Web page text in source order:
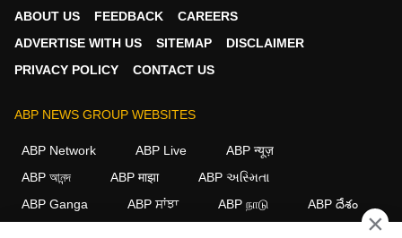
ABOUT US FEEDBACK
CAREERS
ADVERTISE WITH US
SITEMAP
DISCLAIMER
PRIVACY POLICY
CONTACT US
ABP NEWS GROUP WEBSITES
ABP Network ABP Live
ABP न्यूज़
ABP আনন্দ
ABP माझा
ABP અસ્મિતા
ABP Ganga
ABP ਸਾਂਝਾ ABP நாடு ABP దేశం
×